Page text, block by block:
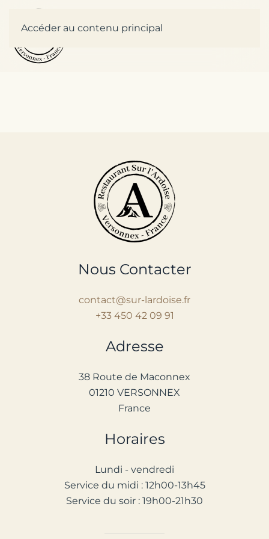
Accéder au contenu principal
Adresse
38 Route de Maconnex
01210 VERSONNEX
France
Nous Contacter
contact@sur-lardoise.fr
+33 450 42 09 91
Horaires
Lundi - vendredi
Service du midi : 12h00-13h45
Service du soir : 19h00-21h30